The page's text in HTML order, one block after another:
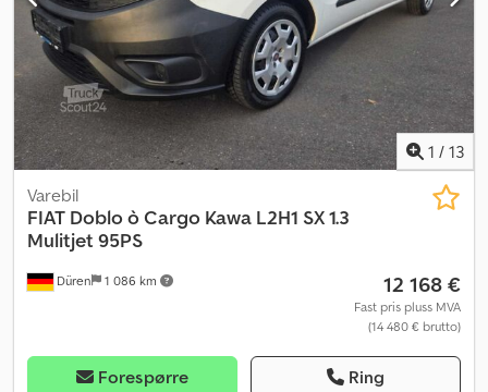
1 / 13
Düren 1 086 km
Varebil
FIAT Doblo ò Cargo Kawa L2H1 SX 1.3
Mulitjet 95PS
12 168 €
Fast pris pluss MVA
(14 480 € brutto)
Forespørre Ring